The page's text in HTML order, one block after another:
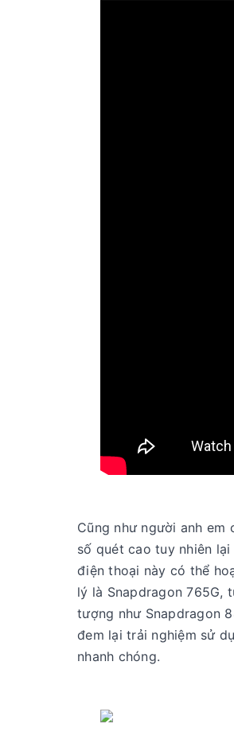
Cũng như người anh em
số quét cao tuy nhiên
điện thoại này có thể
lý là Snapdragon 765G,
tượng như Snapdragon
đem lại trải nghiệm sử
nhanh chóng.